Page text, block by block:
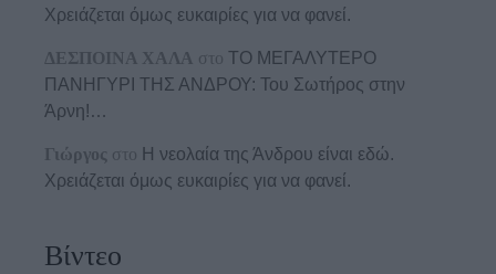
Χρειάζεται όμως ευκαιρίες για να φανεί.
ΔΕΣΠΟΙΝΑ ΧΑΛΑ στο ΤΟ ΜΕΓΑΛΥΤΕΡΟ
ΠΑΝΗΓΥΡΙ ΤΗΣ ΑΝΔΡΟΥ: Του Σωτήρος στην
Άρνη!…
Γιώργος στο Η νεολαία της Άνδρου είναι εδώ.
Χρειάζεται όμως ευκαιρίες για να φανεί.
Βίντεο